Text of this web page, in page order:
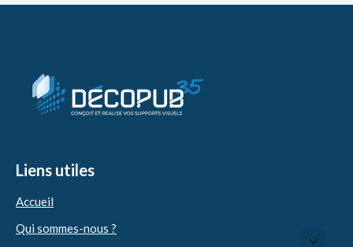
Liens utiles
Accueil
Qui sommes-nous ?